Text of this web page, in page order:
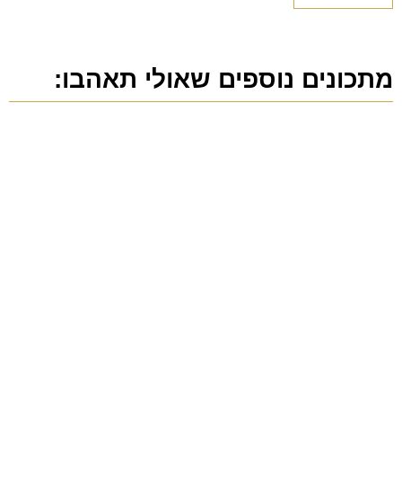
מתכונים נוספים שאולי תאהבו: